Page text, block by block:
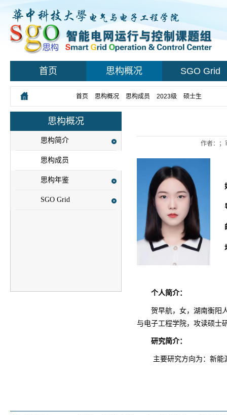
首页 思构概况 SGO Grid
首页 思构概况 思构成员 2023级 硕士生
思构概况
思构简介
思构成员
思构年鉴
SGO Grid
作者：；
个人简介：
贺早航，女，湖南衡阳
与电子工程学院，攻读硕士
研究简介：
主要研究方向为：新能